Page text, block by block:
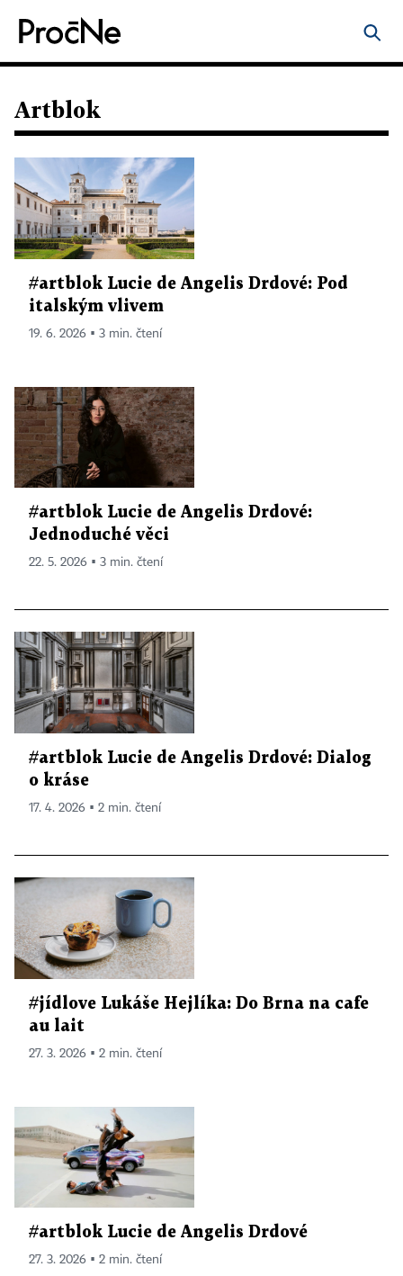
Artblok
#artblok Lucie de Angelis Drdové: Pod
italským vlivem
19. 6. 2026 ▪ 3 min. čtení
#artblok Lucie de Angelis Drdové:
Jednoduché věci
22. 5. 2026 ▪ 3 min. čtení
#artblok Lucie de Angelis Drdové: Dialog
o kráse
17. 4. 2026 ▪ 2 min. čtení
#jídlove Lukáše Hejlíka: Do Brna na cafe
au lait
27. 3. 2026 ▪ 2 min. čtení
#artblok Lucie de Angelis Drdové
27. 3. 2026 ▪ 2 min. čtení